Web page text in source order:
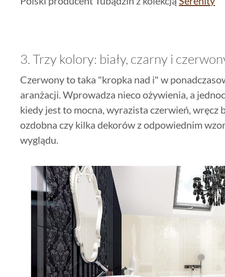
3. Trzy kolory: biały, czarny i
Czerwony to taka "kropka nad i" w
aranżacji. Wprowadza nieco ożywienia, a
kiedy jest to mocna, wyrazista czerwień, wręcz
ozdobna czy kilka dekorów z odpowiednim
wyglądu.